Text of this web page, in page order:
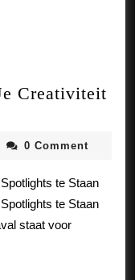
Creativiteit
possensje
0 Comment
te Staan
te Staan
staat voor